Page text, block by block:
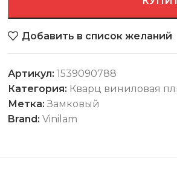
Добавить в список желаний
Артикул: 1539090788
Категория: Кварц виниловая
Метка: Замковый
Brand: Vinilam